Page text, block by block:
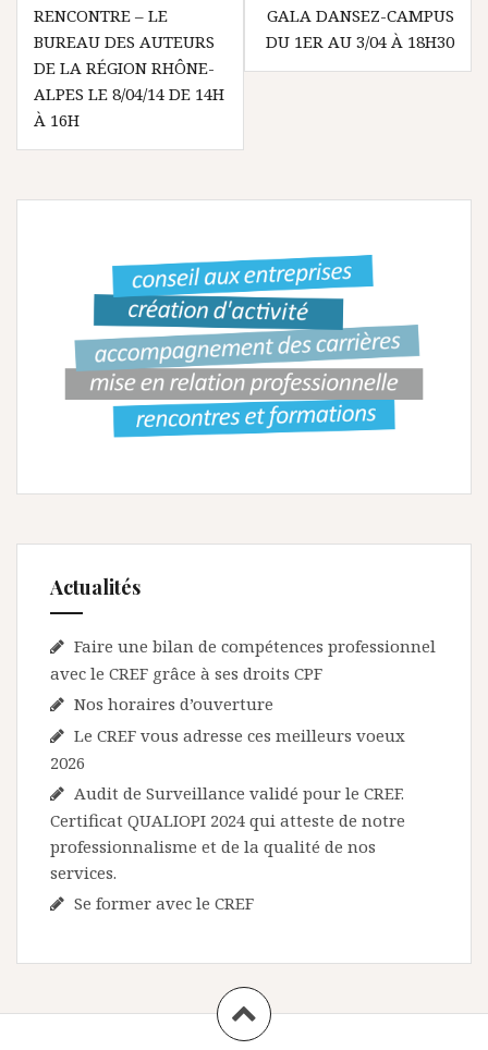
N
a
’
RENCONTRE – LE
BUREAU DES AUTEURS
DE LA RÉGION RHÔNE-
ALPES LE 8/04/14 DE 14H
À 16H
GALA DANSEZ-CAMPUS
DU 1ER AU 3/04 À 18H30
Actualités
Faire une bilan de compétences professionnel
avec le CREF grâce à ses droits CPF
Nos horaires d’ouverture
Le CREF vous adresse ces meilleurs voeux
2026
Audit de Surveillance validé pour le CREF.
Certificat QUALIOPI 2024 qui atteste de notre
professionnalisme et de la qualité de nos
services.
Se former avec le CREF